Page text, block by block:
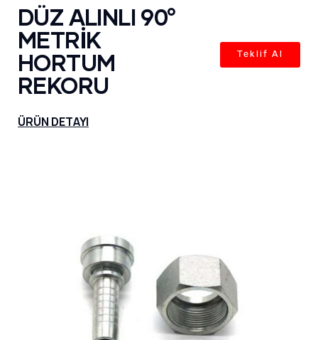
DÜZ ALINLI 90°
METRİK
HORTUM
REKORU
Teklif Al
ÜRÜN DETAYI